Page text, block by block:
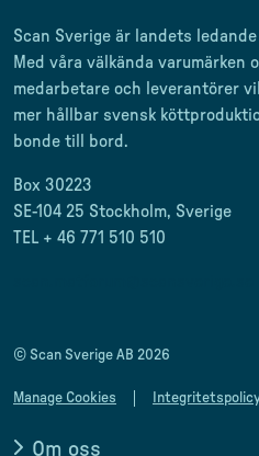
Scan Sverige är landets
Med våra välkända varumärken
medarbetare och leverantörer
mer hållbar svensk
bonde till
bord.
Box 30223
SE-104 25 Stockholm, Sverige
TEL + 46 771 510 510
© Scan Sverige AB 2026
Manage Cookies
Om oss